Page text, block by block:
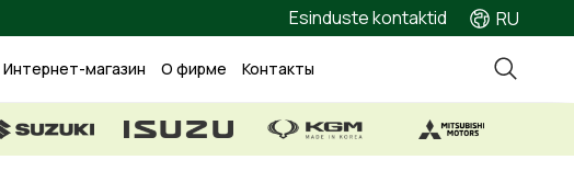
Esinduste kontaktid RU
Интернет-магазин О фирме Контакты